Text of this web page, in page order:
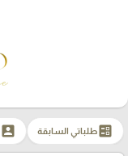
ballotطلباتي السابقة account_box